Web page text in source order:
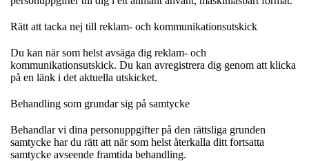
Rätt att tacka nej till reklam- och kommunikationsutskick
Du kan när som helst avsäga dig reklam- och
kommunikationsutskick. Du kan avregistrera dig genom att klicka
på en länk i det aktuella utskicket.
Behandling som grundar sig på samtycke
Behandlar vi dina personuppgifter på den rättsliga grunden
samtycke har du rätt att när som helst återkalla ditt fortsatta
samtycke avseende framtida behandling.